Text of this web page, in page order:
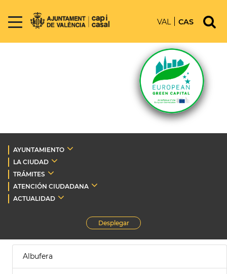
VAL CAS
AYUNTAMIENTO
LA CIUDAD
TRÁMITES
ATENCIÓN CIUDADANA
ACTUALIDAD
Desplegar
Albufera